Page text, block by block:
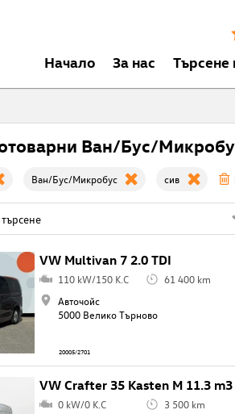
Началo За нас Търсене
Ван/Бус/
Ван/Бус/Микробус сив
VW Multivan 7 2.0 TDI
110 kW/150 K.C 61 400 km
Авточойс
5000 Велико Търново
20005/2701
VW Crafter 35 Kasten M 11.3
0 kW/0 K.C 3 500 km